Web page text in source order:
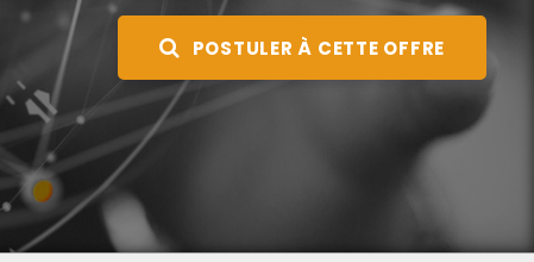
POSTULER À CETTE OFFRE